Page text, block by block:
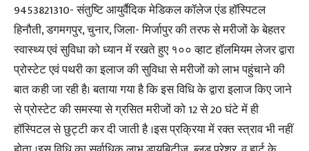
9453821310- संतुष्टि आयुर्वैदिक मेडिकल कॉलेज एंड हॉस्पिटल
हिनौती, डगमगपुर, चुनार, जिला- मिर्जापुर की तरफ से मरीजों के बेहतर
स्वास्थ्य एवं सुविधा को ध्यान में रखते हुए १०० व्हाट हॉलमियम लेजर द्वारा
प्रोस्टेट एवं पथरी का इलाज की सुविधा से मरीजों को लाभ पहुंचाने की
बात कही जा रही है। बताया गया है कि इस विधि के द्वारा इलाज किए जाने
से प्रोस्टेट की समस्या से ग्रसित मरीजों को 12 से 20 घंटे में ही
हॉस्पिटल से छुट्टी कर दी जाती है ।इस प्रक्रिया में रक्त स्त्राव भी नहीं